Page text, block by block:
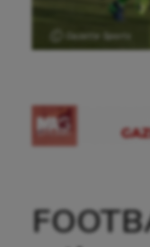
Ⓒ Gazette Sports